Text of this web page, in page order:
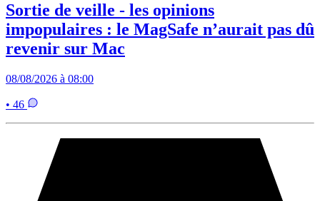
Sortie de veille - les opinions
impopulaires : le MagSafe n’aurait pas dû
revenir sur Mac
08/08/2026 à 08:00
• 46